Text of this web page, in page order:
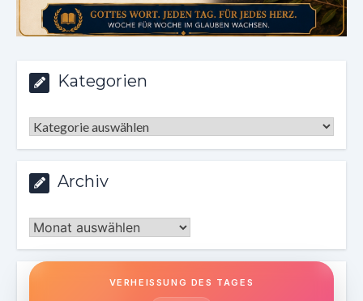
Kategorien
Kategorien
Archiv
Archiv
VERHEISSUNG DES TAGES